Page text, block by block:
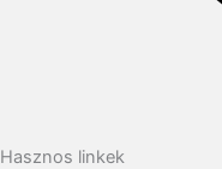
Hasznos linkek